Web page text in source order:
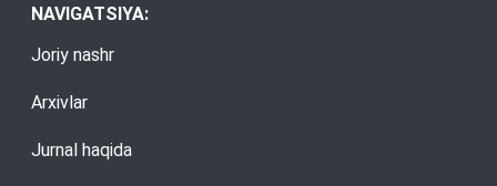
NAVIGATSIYA:
Joriy nashr
Arxivlar
Jurnal haqida